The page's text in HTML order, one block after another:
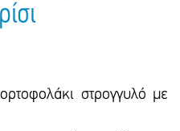
στρογγυλό με